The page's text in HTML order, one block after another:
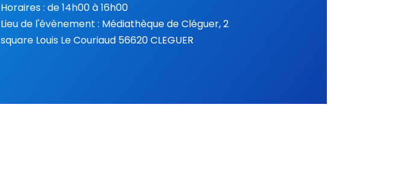
Horaires : de 14h00 à 16h00
Lieu de l'évènement : Médiathèque de Cléguer, 2
square Louis Le Couriaud 56620 CLEGUER